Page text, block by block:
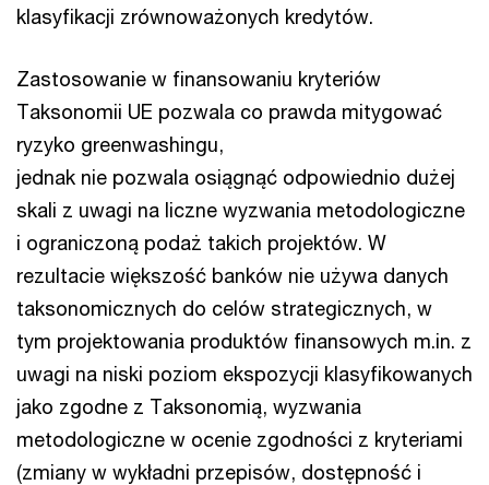
klasyfikacji zrównoważonych kredytów.
Zastosowanie w finansowaniu kryteriów
Taksonomii UE pozwala co prawda mitygować
ryzyko greenwashingu,
jednak nie pozwala osiągnąć odpowiednio dużej
skali z uwagi na liczne wyzwania metodologiczne
i ograniczoną podaż takich projektów. W
rezultacie większość banków nie używa danych
taksonomicznych do celów strategicznych, w
tym projektowania produktów finansowych m.in. z
uwagi na niski poziom ekspozycji klasyfikowanych
jako zgodne z Taksonomią, wyzwania
metodologiczne w ocenie zgodności z kryteriami
(zmiany w wykładni przepisów, dostępność i